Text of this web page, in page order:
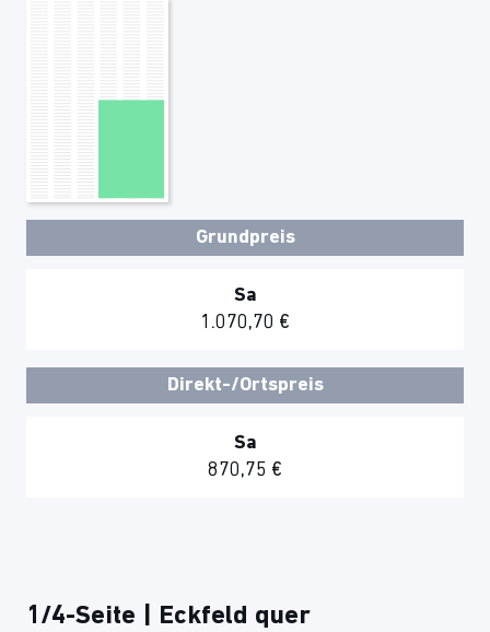
Grundpreis
Sa
1.070,70 €
Direkt-/Ortspreis
Sa
870,75 €
1/4-Seite | Eckfeld quer